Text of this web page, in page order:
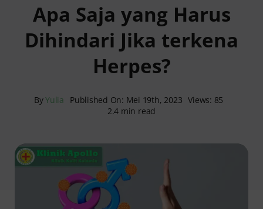
Reservasi Online
Apa Saja yang Harus
Dihindari Jika terkena
Herpes?
ByYulia Published On: Mei 19th, 2023 Views: 85
2.4 min read